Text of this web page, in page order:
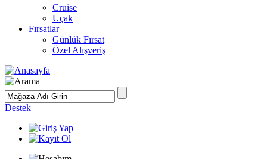
Cruise
Uçak
Fırsatlar
Günlük Fırsat
Özel Alışveriş
Destek